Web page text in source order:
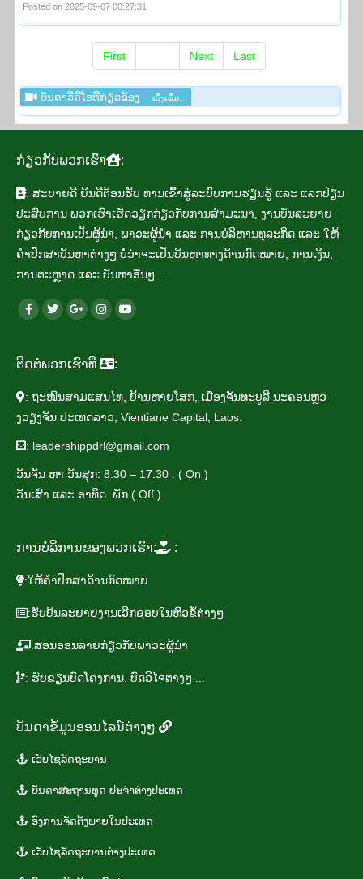
Posted on 2025-09-07 00:27:31
First Next Last
ບັນ​ດາ​ວີ​ດີ​ໂອທີ່​ກ່ຽວ​ຂ້ອງ​ ເບິ່ງ​ເພີ່ມ...
ກ່ຽວ​ກັບ​ພວກ​ເຮົາ :
: ສະ​ບາຍ​ດີ ຍິນ​ດີ​ຕ້ອນ​ຮັບ​ ທ່ານ​ເຂົ້າ​ສູ່ລະ​ບົບ​ການ​ຮຽນ​ຮູ້ ແລະ ແລກ​ປ່ຽນ​
ປະ​ສົບ​ການ ພວກ​ເຮົາ​ເຮັດ​ວຽກ​ກ່ຽວ​ກັບ​ການ​ສຳ​ມະ​ນາ, ງານ​ບັນ​ລະ​ຍາຍ
ກ່ຽວ​ກັບ​ການ​ເປັນ​ຜູ້​ນຳ, ພາ​ວະ​ຜູ້​ນຳ ແລະ ການ​ບໍ​ລິ​ຫານ​ທຸ​ລະ​ກິດ ແລະ ໃຫ້​
ຄຳ​ປຶກ​ສາ​ບັນ​ຫາ​ຕ່າງໆ ບໍ່​ວ່າ​ຈະ​ເປັນ​ບັນ​ຫາ​ທາງ​ດ້ານ​ກົດ​ໝາຍ, ການ​ເງິນ,
ການ​ຕະຫຼາດ ແລະ ບັນ​ຫາ​ອື່ນໆ...
​ຕິດ​ຕາມ​ພວກ​ເຮົາ​ທາງ​ສື່​ສັງ​ຄົມ​ອອນ​ໄລ​ນ໌ ໄດ້​ທີ່:
Facebook
opens
new
window
Twitter
opens
new
window
Google+
opens
new
window
Instagram
opens
new
window
Youtube
new
window
ຕິດ​ຕໍ່​ພວກ​ເຮົາ​ທີ່ :
: ຖະ​ໜົນ​ສາມ​ແສນ​ໄທ, ບ້ານ​ຫາຍ​ໂສກ, ເມືອງ​ຈັນ​ທະ​ບູ​ລີ ນະ​ຄອນຫຼວ​
ງວຽງ​ຈັນ ປະ​ເທດ​ລາວ, Vientiane Capital, Laos.
: leadershippdrl@gmail.com
ວັນ​ຈັນ ຫາ ວັນ​ສຸກ: 8.30 – 17.30 . ( On )
​​ວັນເສົາ ແລະ ອາ​ທິດ: ​ພັກ ( Off )
ການ​ບໍ​ລິ​ການ​ຂອງ​ພວກ​ເຮົາ: :
:ໃຫ້​ຄຳ​ປຶກ​ສາ​ດ້ານ​ກົດ​ໝາຍ
:ຮັບ​ບັນ​ລະ​ຍາຍ​ງານ​ເວີກ​ຊອບໃນ​ຫົວ​ຂໍ້​ຕ່າງໆ
:ສອນ​ອອນ​ລາຍ​ກ່ຽວ​ກັບ​ພາ​ວະ​ຜູ້​ນຳ
: ຮັບ​ຂຽນ​ບົດ​ໂຄງ​ການ, ບົດ​ວິ​ໄຈຕ່າງໆ ...
ບັນ​ດາ​ຂໍ້​ມູນ​ອອນ​ໄລ​ນ໌​ຕ່າງໆ
ເວັບ​ໄຊ​ລັດ​ຖະ​ບານ
​ບັນ​ດາ​ສະ​ຖານ​ທູ​ດ​ ປະ​ຈຳ​ຕ່າງ​ປະ​ເທດ
ອົງ​ການ​ຈັດ​ຕັ້ງ​ພາຍ​ໃນ​ປະ​ເທດ
​ເວັ​ບ​ໄຊ​ລັດ​ຖະ​ບານ​ຕ່າງ​ປະ​ເທດ